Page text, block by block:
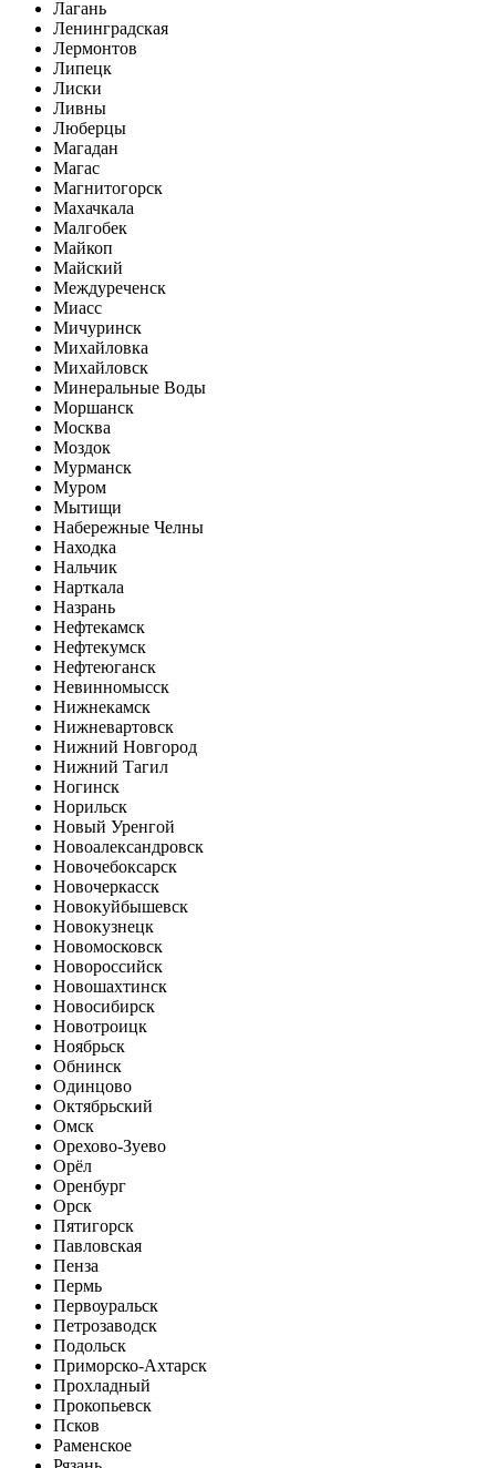
Лагань
Ленинградская
Лермонтов
Липецк
Лиски
Ливны
Люберцы
Магадан
Магас
Магнитогорск
Махачкала
Малгобек
Майкоп
Майский
Междуреченск
Миасс
Мичуринск
Михайловка
Михайловск
Минеральные Воды
Моршанск
Москва
Моздок
Мурманск
Муром
Мытищи
Набережные Челны
Находка
Нальчик
Нарткала
Назрань
Нефтекамск
Нефтекумск
Нефтеюганск
Невинномысск
Нижнекамск
Нижневартовск
Нижний Новгород
Нижний Тагил
Ногинск
Норильск
Новый Уренгой
Новоалександровск
Новочебоксарск
Новочеркасск
Новокуйбышевск
Новокузнецк
Новомосковск
Новороссийск
Новошахтинск
Новосибирск
Новотроицк
Ноябрьск
Обнинск
Одинцово
Октябрьский
Омск
Орехово-Зуево
Орёл
Оренбург
Орск
Пятигорск
Павловская
Пенза
Пермь
Первоуральск
Петрозаводск
Подольск
Приморско-Ахтарск
Прохладный
Прокопьевск
Псков
Раменское